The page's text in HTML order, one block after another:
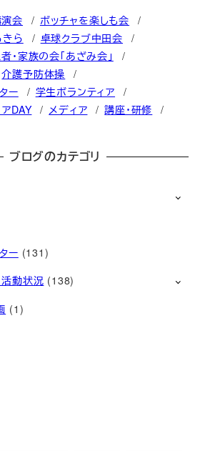
会
ボッチャを楽しも会
ら
卓球クラブ中田会
・家族の会「あざみ会」
介護予防体操
ー
学生ボランティア
DAY
メディア
講座・研修
ブログのカテゴリ
ー (131)
動状況 (138)
(1)